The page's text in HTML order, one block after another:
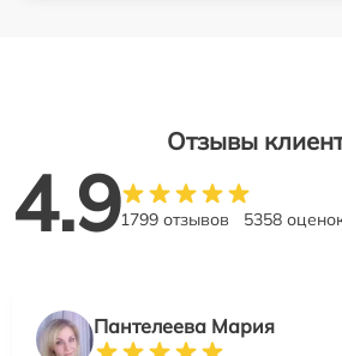
Отзывы
4.91799 отзывов 5358
Пантелеева Мария